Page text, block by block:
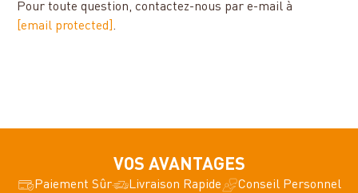
Pour toute question, contactez-nous par e-mail à
[email protected] .
VOS AVANTAGES
Paiement Sûr Livraison Rapide Conseil Personnel